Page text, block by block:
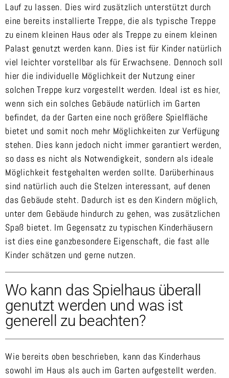
Lauf zu lassen. Dies wird zusätzlich unterstützt durch
eine bereits installierte Treppe, die als typische Treppe
zu einem kleinen Haus oder als Treppe zu einem kleinen
Palast genutzt werden kann. Dies ist für Kinder natürlich
viel leichter vorstellbar als für Erwachsene. Dennoch soll
hier die individuelle Möglichkeit der Nutzung einer
solchen Treppe kurz vorgestellt werden. Ideal ist es hier,
wenn sich ein solches Gebäude natürlich im Garten
befindet, da der Garten eine noch größere Spielfläche
bietet und somit noch mehr Möglichkeiten zur Verfügung
stehen. Dies kann jedoch nicht immer garantiert werden,
so dass es nicht als Notwendigkeit, sondern als ideale
Möglichkeit festgehalten werden sollte. Darüberhinaus
sind natürlich auch die Stelzen interessant, auf denen
das Gebäude steht. Dadurch ist es den Kindern möglich,
unter dem Gebäude hindurch zu gehen, was zusätzlichen
Spaß bietet. Im Gegensatz zu typischen Kinderhäusern
ist dies eine ganzbesondere Eigenschaft, die fast alle
Kinder schätzen und gerne nutzen.
Wo kann das Spielhaus überall
genutzt werden und was ist
generell zu beachten?
Wie bereits oben beschrieben, kann das Kinderhaus
sowohl im Haus als auch im Garten aufgestellt werden.